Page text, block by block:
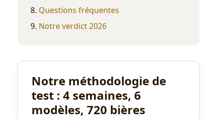
Questions fréquentes
Notre verdict 2026
Notre méthodologie de
test : 4 semaines, 6
modèles, 720 bières